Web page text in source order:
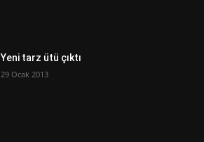
Yeni tarz ütü çıktı
29 Ocak 2013